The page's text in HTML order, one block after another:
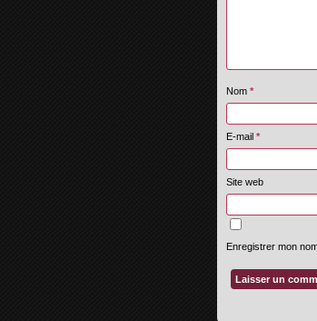
Nom *
E-mail *
Site web
Enregistrer mon